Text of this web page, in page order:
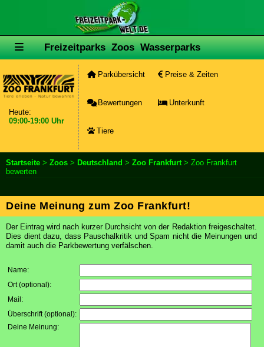
Freizeitparks Zoos Wasserparks
Heute:
09:00-19:00 Uhr
Parkübersicht Preise & Zeiten
Bewertungen Unterkunft
Tiere
Startseite > Zoos > Deutschland > Zoo Frankfurt> Zoo Frankfurt
bewerten
Deine Meinung zum Zoo Frankfurt!
Der Eintrag wird nach kurzer Durchsicht von der Redaktion freigeschaltet.
Dies dient dazu, dass Pauschalkritik und Spam nicht die Meinungen und
damit auch die Parkbewertung verfälschen.
Name:
Ort (optional):
Mail:
Überschrift (optional):
Deine Meinung: